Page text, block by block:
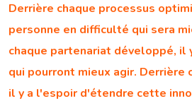
Derrière chaque processus
personne en difficulté qui sera
chaque partenariat développé, il
qui pourront mieux agir.
il y a l'espoir d'étendre cette